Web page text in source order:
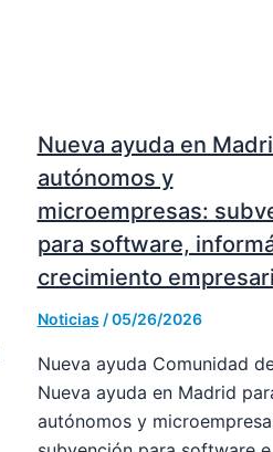
Nueva ayuda en
autónomos y
microempresas:
para software,
crecimiento
Noticias /05/26/2026
Nueva ayuda Comunidad
Nueva ayuda en Madrid
autónomos y